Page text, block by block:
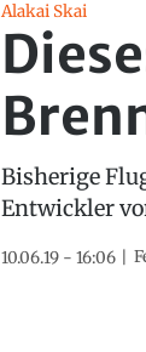
Alakai Skai
Bisherige
Entwickler
10.06.19 - 16:06